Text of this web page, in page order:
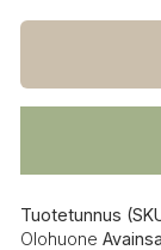
&
OW149
Colonial
tammi
määrä
Tuotetunnus
Olohuone